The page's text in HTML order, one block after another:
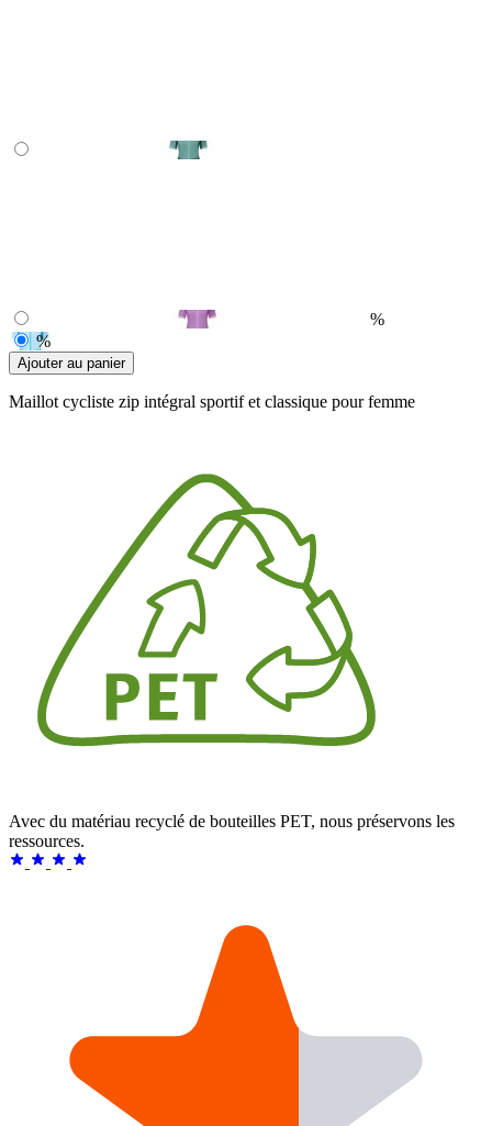
%
%
Ajouter au panier
Maillot cycliste zip intégral sportif et classique pour femme
Avec du matériau recyclé de bouteilles PET, nous préservons les
ressources.